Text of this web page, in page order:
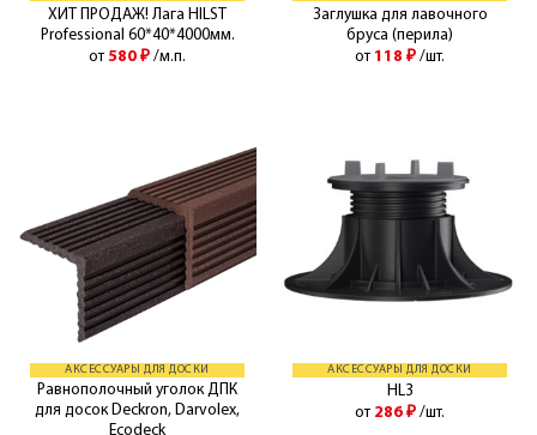
ХИТ ПРОДАЖ! Лага HILST
Professional 60*40*4000мм.
от 580 ₽ /м.п.
Заглушка для лавочного
бруса (перила)
от 118 ₽ /шт.
АКСЕССУАРЫ ДЛЯ ДОСКИ
Равнополочный уголок ДПК
для досок Deckron, Darvolex,
Ecodeck
АКСЕССУАРЫ ДЛЯ ДОСКИ
HL3
от 286 ₽ /шт.